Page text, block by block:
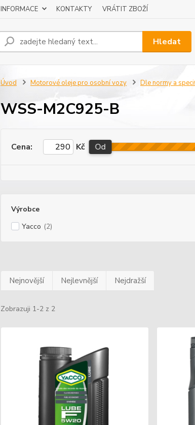
INFORMACE KONTAKTY VRÁTIT ZBOŽÍ
Hledat
Úvod Motorové oleje pro osobní vozy Dle normy a
WSS-M2C925-B
Cena: Kč Od
Výrobce
Yacco (2)
Nejnovější Nejlevnější Nejdražší
Zobrazuji 1-2 z 2